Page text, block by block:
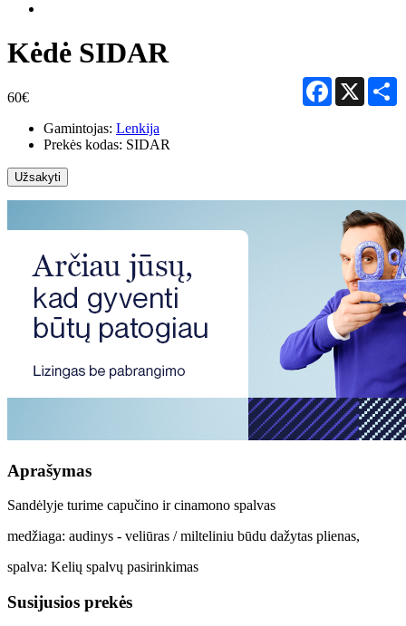
Kėdė SIDAR
60€
Facebook
X
Gamintojas: Lenkija
Prekės kodas: SIDAR
Užsakyti
Aprašymas
Sandėlyje turime capučino ir cinamono spalvas
medžiaga: audinys - veliūras / milteliniu būdu dažytas plienas,
spalva: Kelių spalvų pasirinkimas
Susijusios prekės